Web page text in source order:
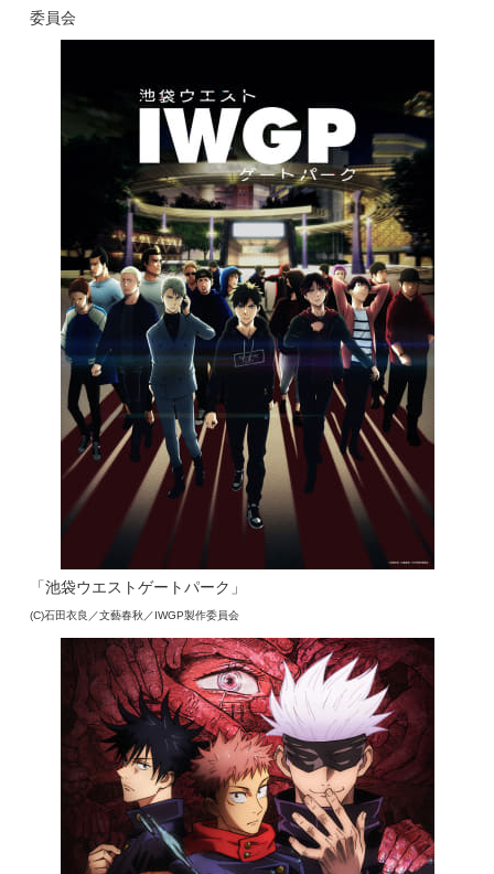
委員会
「池袋ウエストゲートパーク」
(C)石田衣良／文藝春秋／IWGP製作委員会